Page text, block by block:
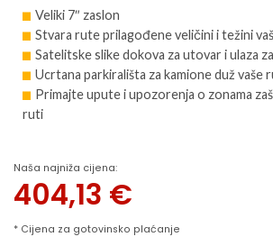
Veliki 7″ zaslon
Stvara rute prilagođene veličini i težini
Satelitske slike dokova za utovar i ulaza
Ucrtana parkirališta za kamione duž vaše
Primajte upute i upozorenja o zonama
ruti
Naša najniža cijena:
404,13 €
* Cijena za gotovinsko plaćanje